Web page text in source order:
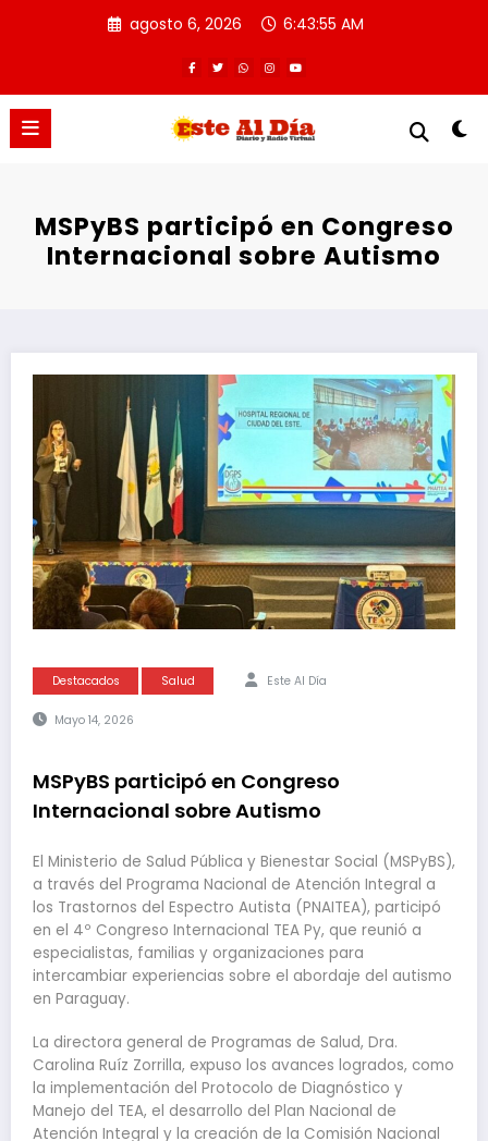
agosto 6, 2026 6:43:55 AM
MSPyBS participó en Congreso
Internacional sobre Autismo
Destacados Salud Este Al Día
Mayo 14, 2026
MSPyBS participó en Congreso
Internacional sobre Autismo
El Ministerio de Salud Pública y Bienestar Social (MSPyBS),
a través del Programa Nacional de Atención Integral a
los Trastornos del Espectro Autista (PNAITEA), participó
en el 4º Congreso Internacional TEA Py, que reunió a
especialistas, familias y organizaciones para
intercambiar experiencias sobre el abordaje del autismo
en Paraguay.
La directora general de Programas de Salud, Dra.
Carolina Ruíz Zorrilla, expuso los avances logrados, como
la implementación del Protocolo de Diagnóstico y
Manejo del TEA, el desarrollo del Plan Nacional de
Atención Integral y la creación de la Comisión Nacional